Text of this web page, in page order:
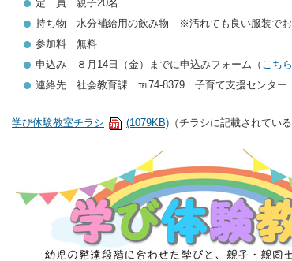
定 員 親子20名
持ち物 水分補給用の飲み物 ※汚れても良い服装でお
参加料 無料
申込み ８月14日（金）までに申込みフォーム（ こちら
連絡先 社会教育課 ℡74-8379 子育て支援センタ
学び体験教室チラシ (1079KB) （チラシに記載されてい